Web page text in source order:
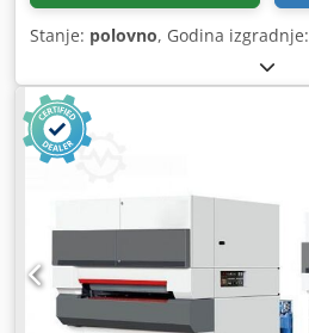
Stanje: polovno, Godina izgradnje: